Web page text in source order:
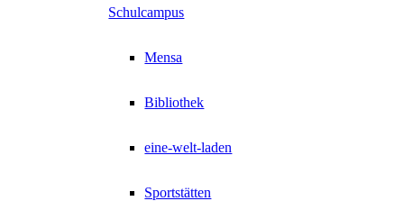
Schulcampus
Mensa
Bibliothek
eine-welt-laden
Sportstätten